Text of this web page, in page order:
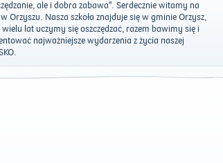
ale i dobra zabawa''. Serdecznie witamy na
Orzyszu. Nasza szkoła znajduje się w gminie Orzysz,
lat uczymy się oszczędzać, razem bawimy się i
najważniejsze wydarzenia z życia naszej